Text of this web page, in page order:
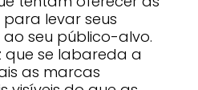
levar seus
seu público-alvo.
que se labareda a
as marcas